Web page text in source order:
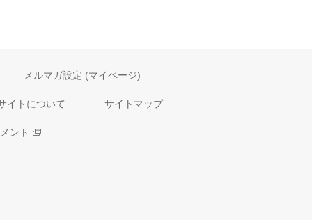
メルマガ設定 (マイページ)
イトについて サイトマップ
ント